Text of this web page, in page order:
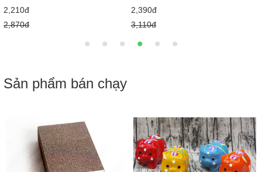
1,987đ
2,580đ
1,810đ
2,350đ
Sản phẩm bán chạy